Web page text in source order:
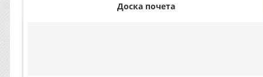
Доска почета